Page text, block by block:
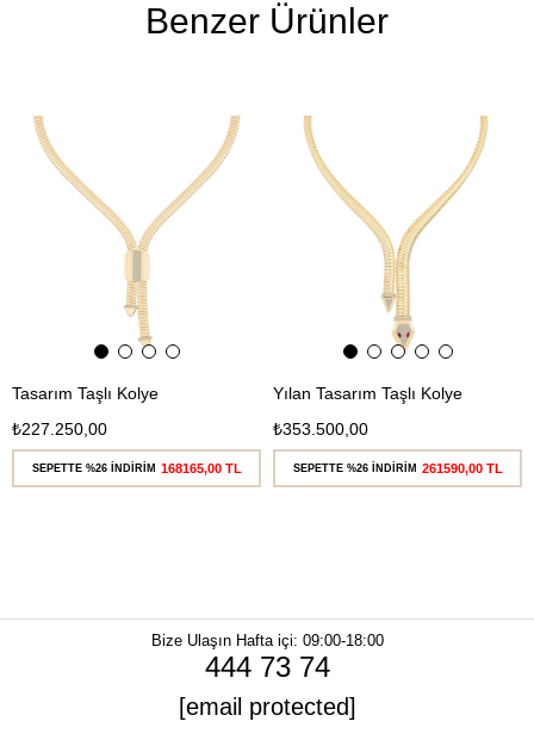
Benzer Ürünler
Tasarım Taşlı Kolye
₺227.250,00
Ücretsiz
Kargo
SEPETTE %26 İNDİRİM 168165,00 TL
Yılan Tasarım Taşlı Kolye
₺353.500,00
Ücretsiz
Kargo
SEPETTE %26 İNDİRİM 261590,00 TL
Bize Ulaşın
444 73 74
[email protected]
Hafta içi: 09:00-18:00